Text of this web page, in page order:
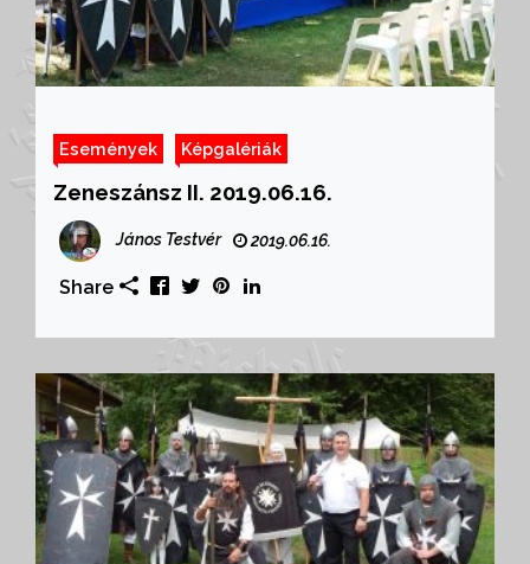
Események Képgalériák
Zeneszánsz II. 2019.06.16.
János Testvér 2019.06.16.
Share